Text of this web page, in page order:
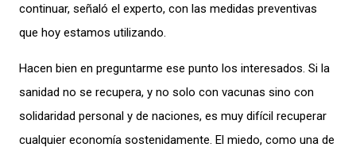
continuar, señaló el experto, con las medidas preventivas
que hoy estamos utilizando.
Hacen bien en preguntarme ese punto los interesados. Si la
sanidad no se recupera, y no solo con vacunas sino con
solidaridad personal y de naciones, es muy difícil recuperar
cualquier economía sostenidamente. El miedo, como una de